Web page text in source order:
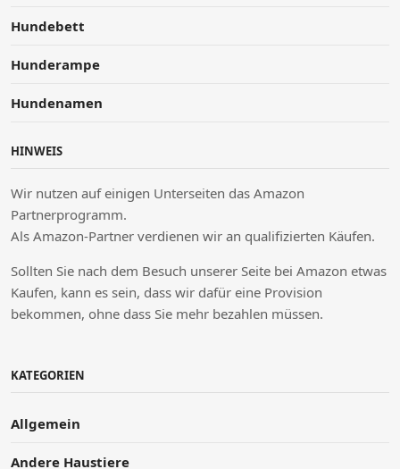
Hundebett
Hunderampe
Hundenamen
HINWEIS
Wir nutzen auf einigen Unterseiten das Amazon
Partnerprogramm.
Als Amazon-Partner verdienen wir an qualifizierten Käufen.
Sollten Sie nach dem Besuch unserer Seite bei Amazon etwas
Kaufen, kann es sein, dass wir dafür eine Provision
bekommen, ohne dass Sie mehr bezahlen müssen.
KATEGORIEN
Allgemein
Andere Haustiere